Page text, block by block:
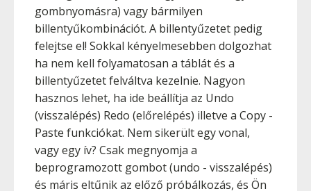
gombnyomásra) vagy bármilyen
billentyűkombinációt. A billentyűzetet pedig
felejtse el! Sokkal kényelmesebben dolgozhat
ha nem kell folyamatosan a táblát és a
billentyűzetet felváltva kezelnie. Nagyon
hasznos lehet, ha ide beállítja az Undo
(visszalépés) Redo (előrelépés) illetve a Copy -
Paste funkciókat. Nem sikerült egy vonal,
vagy egy ív? Csak megnyomja a
beprogramozott gombot (undo - visszalépés)
és máris eltűnik az előző próbálkozás, és Ön